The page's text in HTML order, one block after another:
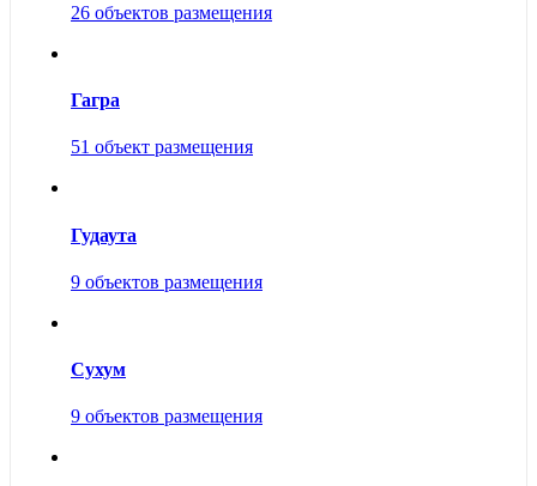
26 объектов размещения
Гагра
51 объект размещения
Гудаута
9 объектов размещения
Сухум
9 объектов размещения